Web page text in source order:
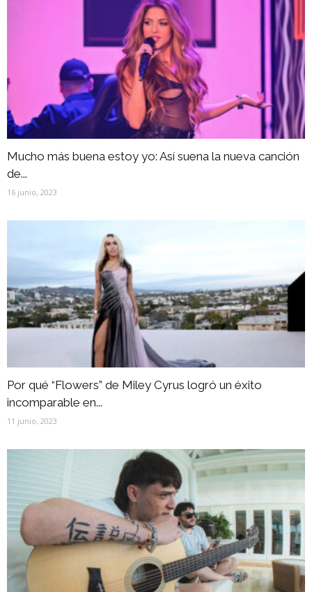
Mucho más buena estoy yo: Así suena la nueva canción
de...
16 junio, 2023
Por qué “Flowers” de Miley Cyrus logró un éxito
incomparable en...
11 junio, 2023